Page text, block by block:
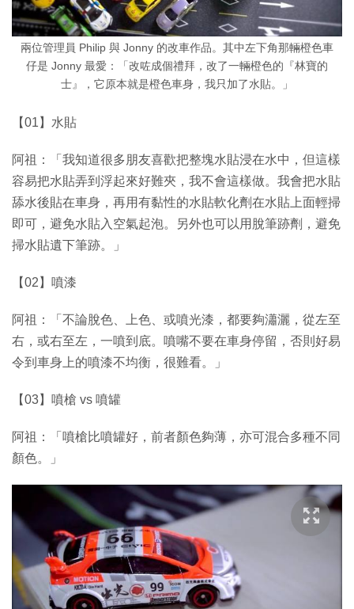
兩位管理員 Philip 與 Jonny 的改車作品。其中左下角那輛橙色車
仔是 Jonny 最愛：「改咗成個禮拜，改了一輛橙色的『林寶的
士』，它原本就是橙色車身，我只加了水貼。」
【01】水貼
阿祖：「我知道很多朋友喜歡把整塊水貼浸在水中，但這樣
容易把水貼弄到浮起來好難夾，我不會這樣做。我會把水貼
舔水後貼在車身，再用有黏性的水貼軟化劑在水貼上面輕掃
即可，避免水貼入空氣起泡。另外也可以用脫筆跡劑，避免
掃水貼遺下筆跡。」
【02】噴漆
阿祖：「不論脫色、上色、或噴光漆，都要夠瀟灑，從左至
右，或右至左，一噴到底。噴嘴不要在車身停留，否則好易
令到車身上的噴漆不均衡，很難看。」
【03】噴槍 vs 噴罐
阿祖：「噴槍比噴罐好，前者顏色夠薄，亦可混合多種不同
顏色。」